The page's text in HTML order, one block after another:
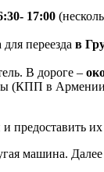
17:00
переезда в
В дороге –
(КПП в
предоставить
машина.